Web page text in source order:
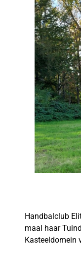
Handbalclub
maal haar
Kasteeldomein